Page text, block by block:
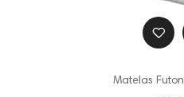
Matelas